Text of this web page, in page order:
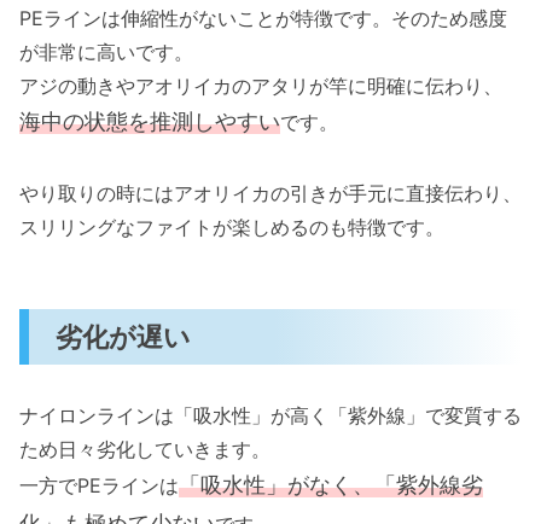
PEラインは伸縮性がないことが特徴です。そのため感度
が非常に高いです。
アジの動きやアオリイカのアタリが竿に明確に伝わり、
海中の状態を推測しやすいです。
やり取りの時にはアオリイカの引きが手元に直接伝わり、
スリリングなファイトが楽しめるのも特徴です。
劣化が遅い
ナイロンラインは「吸水性」が高く「紫外線」で変質する
ため日々劣化していきます。
一方でPEラインは「吸水性」がなく、「紫外線劣